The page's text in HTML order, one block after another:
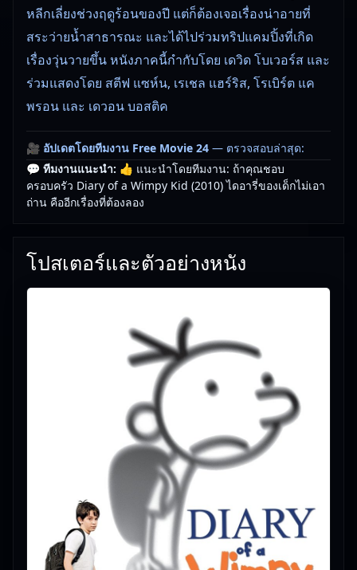
หลีกเลี่ยงช่วงฤดูร้อนของปี แต่ก็ต้องเจอเรื่องน่าอายที่
สระว่ายน้ำสาธารณะ และได้ไปร่วมทริปแคมปิ้งที่เกิด
เรื่องวุ่นวายขึ้น หนังภาคนี้กำกับโดย เดวิด โบเวอร์ส และ
ร่วมแสดงโดย สตีฟ แซห์น, เรเชล แฮร์ริส, โรเบิร์ต แค
พรอน และ เดวอน บอสติค
🎥 อัปเดตโดยทีมงาน Free Movie 24 — ตรวจสอบล่าสุด:
29/05/2026 |เกี่ยวกับเรา
💬 ทีมงานแนะนำ: 👍 แนะนำโดยทีมงาน: ถ้าคุณชอบ
ครอบครัว Diary of a Wimpy Kid (2010) ไดอารี่ของเด็กไม่เอา
ถ่าน คืออีกเรื่องที่ต้องลอง
โปสเตอร์และตัวอย่างหนัง